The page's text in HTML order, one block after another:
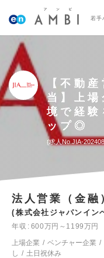
若手
【不動
当】上
境で経
ップ◎
求人No.JIA-
法人営業（金融
株式会社ジャパンイン
年収
600万円～1199万円
上場企業
ベンチャー企業
し
土日祝休み